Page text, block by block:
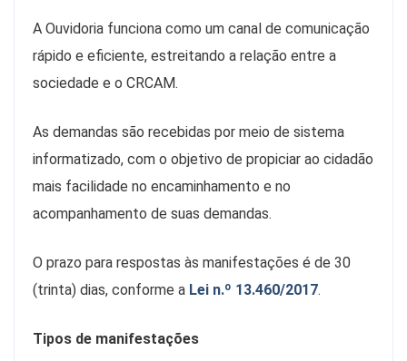
A Ouvidoria funciona como um canal de comunicação
rápido e eficiente, estreitando a relação entre a
sociedade e o CRCAM.
As demandas são recebidas por meio de sistema
informatizado, com o objetivo de propiciar ao cidadão
mais facilidade no encaminhamento e no
acompanhamento de suas demandas.
O prazo para respostas às manifestações é de 30
(trinta) dias, conforme a Lei n.º 13.460/2017.
Tipos de manifestações